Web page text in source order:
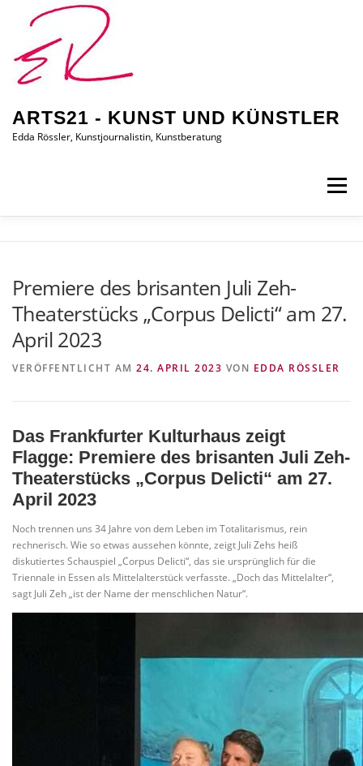
ARTS21 - KUNST UND KÜNSTLER
Edda Rössler, Kunstjournalistin, Kunstberatung
Menü
AUSSTELLUNGEN/BILDER EDDA KAUFT EIN
VITA/AUSBILDUNG LINKS
Premiere des brisanten Juli Zeh-
Theaterstücks „Corpus Delicti“ am 27.
April 2023
VERÖFFENTLICHT AM 24. APRIL 2023 VON EDDA RÖSSLER
Das Frankfurter Kulturhaus zeigt
Flagge: Premiere des brisanten Juli Zeh-
Theaterstücks „Corpus Delicti“ am 27.
April 2023
Noch trennen uns 34 Jahre von dem Leben im Totalitarismus, rein
rechnerisch. Wie so etwas aussehen könnte, zeigt Juli Zehs heiß
diskutiertes Schauspiel „Corpus Delicti“, das sie ursprünglich für die
Triennale in Essen als Mittelalterstück verfasste. „Doch das Mittelalter“,
sagt Juli Zeh „ist der Name der menschlichen Natur“.